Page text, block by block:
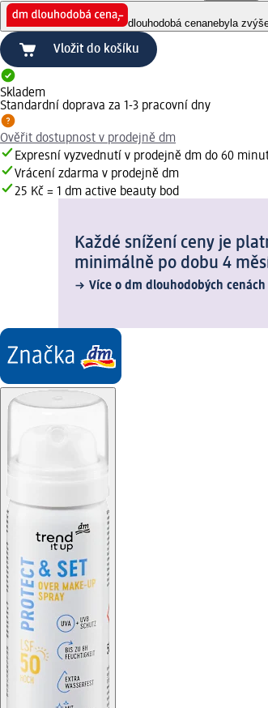
dlouhodobá cenanebyla
Vložit do košíku
Skladem
Standardní doprava za 1-3 pracovní dny
Ověřit dostupnost v prodejně dm
Expresní vyzvednutí v prodejně dm do 60
Vrácení zdarma v prodejně dm
25 Kč = 1 dm active beauty bod
Každé snížení ceny je
minimálně po dobu 4
Více o dm dlouhodobých cenách